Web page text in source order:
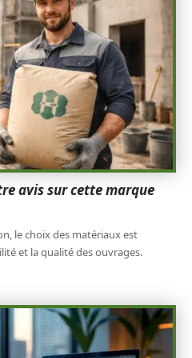
avis sur cette marque
le choix des matériaux est
et la qualité des ouvrages.